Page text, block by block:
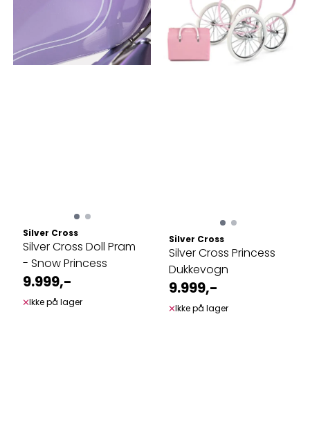
Silver Cross
Silver Cross Doll Pram
- Snow Princess
9.999,-
Ikke på lager
Silver Cross
Silver Cross Princess
Dukkevogn
9.999,-
Ikke på lager